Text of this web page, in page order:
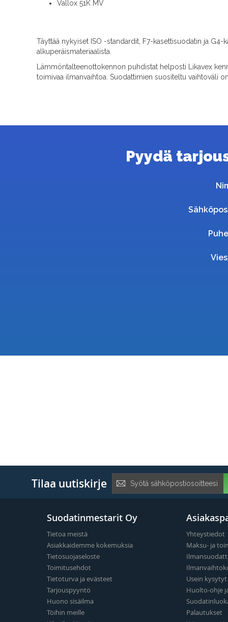
Vallox 51K MV
Täyttää nykyiset ISO -standardit, F7-kasettisuodatin ja
alkuperäismateriaalista.
Lämmöntalteenottokennon puhdistat helposti Likavex
toimivaa ilmanvaihtoa. Suodattimien suositeltu vaihtoväli
Pyydä
Tilaa uutiskirje
uutiskirje:
Suodatinmestarit Oy
Tietoa meistä
Asiakkaidemme kokemuksia
Tietosuojaseloste
Toimitusehdot
Tietoturva ja evästeet
Tarjouspyyntö
Huono sisäilma
Töihin meille
Yhteystiedot
Maksu- ja
Usein
Huolto-ohje
Palautukset